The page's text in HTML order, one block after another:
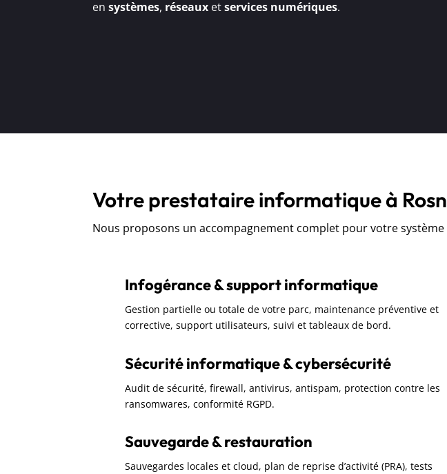
ensystèmes, réseaux etservices numériques.
Votre prestataire informatique à
Nous proposons un accompagnement complet pour votre système
Infogérance & support informatique
Gestion partielle ou totale de votre parc, maintenance préventive et
corrective, support utilisateurs, suivi et tableaux de bord.
Sécurité informatique & cybersécurité
Audit de sécurité, firewall, antivirus, antispam, protection contre les
ransomwares, conformité RGPD.
Sauvegarde & restauration
Sauvegardes locales et cloud, plan de reprise d’activité (PRA), tests